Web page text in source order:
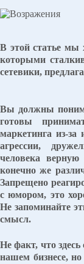
В этой статье мы
которыми
сетевики,
Вы должны
готовы
маркетинга из-
агрессии,
человека
конечно же
Запрещено
с юмором, это
Не запоминайте
смысл.
Не факт, что
нашем бизнесе,